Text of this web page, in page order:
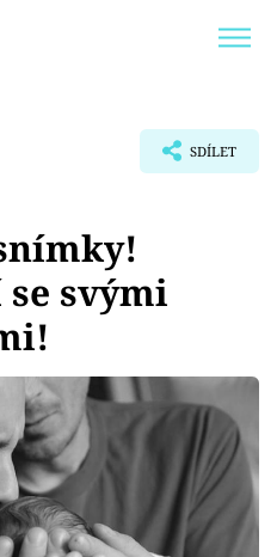
SDÍLET
svými